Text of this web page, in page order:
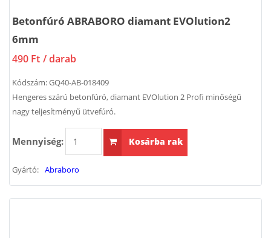
Betonfúró ABRABORO diamant EVOlution2
6mm
490 Ft / darab
Kódszám:GQ40-AB-018409
Hengeres szárú betonfúró, diamant EVOlution 2 Profi minőségű
nagy teljesítményű ütvefúró.
Mennyiség: Kosárba rak
Gyártó: Abraboro